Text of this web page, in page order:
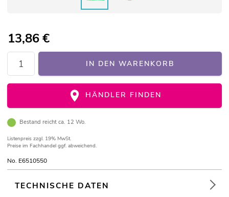
13,86€
IN DEN WARENKORB
HÄNDLER FINDEN
Bestand reicht ca. 12 Wo.
Listenpreis zzgl. 19% MwSt.
Preise im Fachhandel ggf. abweichend.
No. E6510550
TECHNISCHE DATEN